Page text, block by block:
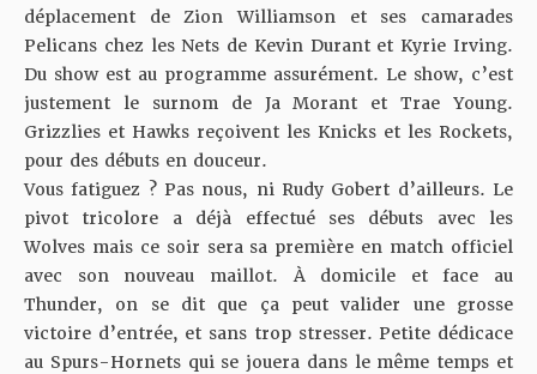
déplacement de Zion Williamson et ses camarades
Pelicans chez les Nets de Kevin Durant et Kyrie Irving.
Du show est au programme assurément. Le show, c’est
justement le surnom de Ja Morant et Trae Young.
Grizzlies et Hawks reçoivent les Knicks et les Rockets,
pour des débuts en douceur.
Vous fatiguez ? Pas nous, ni Rudy Gobert d’ailleurs. Le
pivot tricolore a déjà effectué ses débuts avec les
Wolves mais ce soir sera sa première en match officiel
avec son nouveau maillot. À domicile et face au
Thunder, on se dit que ça peut valider une grosse
victoire d’entrée, et sans trop stresser. Petite dédicace
au Spurs-Hornets qui se jouera dans le même temps et